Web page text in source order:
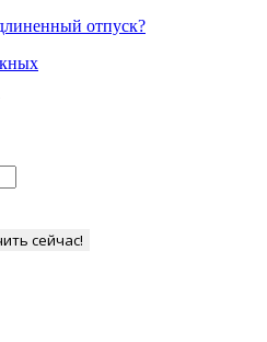
отпуск?
сейчас!